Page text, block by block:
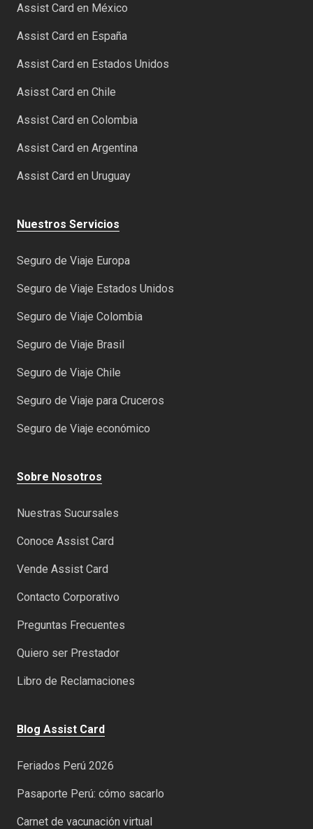
Assist Card en México
Assist Card en España
Assist Card en Estados Unidos
Asisst Card en Chile
Assist Card en Colombia
Assist Card en Argentina
Assist Card en Uruguay
Nuestros Servicios
Seguro de Viaje Europa
Seguro de Viaje Estados Unidos
Seguro de Viaje Colombia
Seguro de Viaje Brasil
Seguro de Viaje Chile
Seguro de Viaje para Cruceros
Seguro de Viaje económico
Sobre Nosotros
Nuestras Sucursales
Conoce Assist Card
Vende Assist Card
Contacto Corporativo
Preguntas Frecuentes
Quiero ser Prestador
Libro de Reclamaciones
Blog Assist Card
Feriados Perú 2026
Pasaporte Perú: cómo sacarlo
Carnet de vacunación virtual